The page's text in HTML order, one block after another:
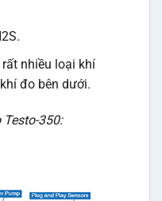
nhiều loại khí
đo bên dưới.
350: